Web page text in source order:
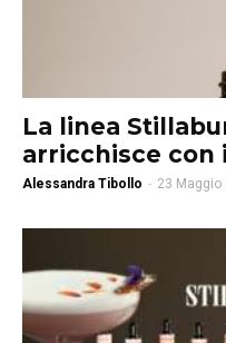
La linea
arricchisce con
Alessandra Tibollo - 23 Maggio